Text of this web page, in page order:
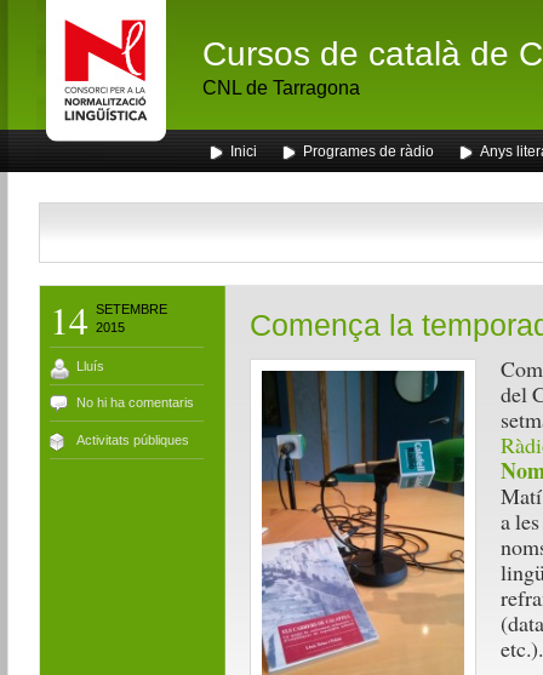
Cursos de català de
CNL de Tarragona
Inici Programes de ràdio Anys
14 SETEMBRE
2015
Lluís
No hi ha comentaris
Activitats públiques
Comença la
del
a
etc.).